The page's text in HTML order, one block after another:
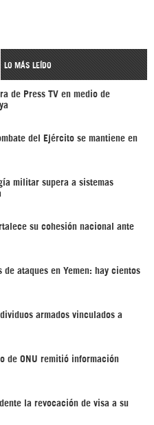
LO MÁS LEÍDO
de Press TV en medio de
del Ejército se mantiene en
militar supera a sistemas
su cohesión nacional ante
de ataques en Yemen: hay cientos
armados vinculados a
de ONU remitió información
la revocación de visa a su